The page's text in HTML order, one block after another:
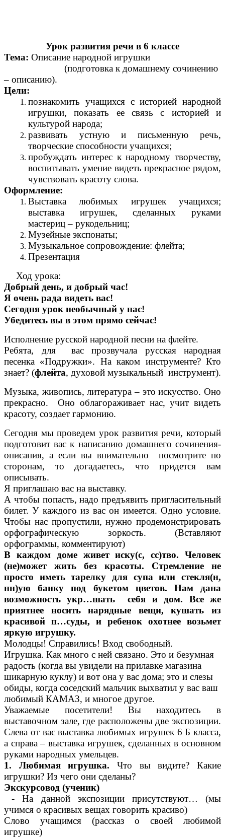
Урок развития речи в 6 классе
Тема: Описание народной игрушки
(подготовка к домашнему сочинению
– описанию).
Цели:
познакомить учащихся с историей народной
игрушки, показать ее связь с историей и
культурой народа;
развивать устную и письменную речь,
творческие способности учащихся;
пробуждать интерес к народному творчеству,
воспитывать умение видеть прекрасное рядом,
чувствовать красоту слова.
Оформление:
Выставка любимых игрушек учащихся;
выставка игрушек, сделанных руками
мастериц – рукодельниц;
Музейные экспонаты;
Музыкальное сопровождение: флейта;
Презентация
Ход урока:
Добрый день, и добрый час!
Я очень рада видеть вас!
Сегодня урок необычный у нас!
Убедитесь вы в этом прямо сейчас!
Исполнение русской народной песни на флейте.
Ребята, для вас прозвучала русская народная
песенка «Подружки». На каком инструменте? Кто
знает? (флейта, духовой музыкальный инструмент).
Музыка, живопись, литература – это искусство. Оно
прекрасно. Оно облагораживает нас, учит видеть
красоту, создает гармонию.
Сегодня мы проведем урок развития речи, который
подготовит вас к написанию домашнего сочинения-
описания, а если вы внимательно посмотрите по
сторонам, то догадаетесь, что придется вам
описывать.
Я приглашаю вас на выставку.
А чтобы попасть, надо предъявить пригласительный
билет. У каждого из вас он имеется. Одно условие.
Чтобы нас пропустили, нужно продемонстрировать
орфографическую зоркость. (Вставляют
орфограммы, комментируют)
В каждом доме живет иску(с, сс)тво. Человек
(не)может жить без красоты. Стремление не
просто иметь тарелку для супа или стекля(н,
нн)ую банку под букетом цветов. Нам дана
возможность укр…шать себя и дом. Все же
приятнее носить нарядные вещи, кушать из
красивой п…суды, и ребенок охотнее возьмет
яркую игрушку.
Молодцы! Справились! Вход свободный.
Игрушка. Как много с ней связано. Это и безумная
радость (когда вы увидели на прилавке магазина
шикарную куклу) и вот она у вас дома; это и слезы
обиды, когда соседский мальчик выхватил у вас ваш
любимый КАМАЗ, и многое другое.
Уважаемые посетители! Вы находитесь в
выставочном зале, где расположены две экспозиции.
Слева от вас выставка любимых игрушек 6 Б класса,
а справа – выставка игрушек, сделанных в основном
руками народных умельцев.
1. Любимая игрушка. Что вы видите? Какие
игрушки? Из чего они сделаны?
Экскурсовод (ученик)
- На данной экспозиции присутствуют… (мы
учимся о красивых вещах говорить красиво)
Слово учащимся (рассказ о своей любимой
игрушке)